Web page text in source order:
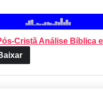
Cristã Análise Bíblica e